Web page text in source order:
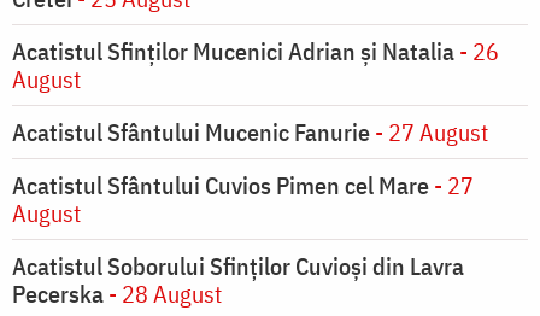
Acatistul Sfinților Mucenici Adrian și Natalia- 26
August
Acatistul Sfântului Mucenic Fanurie- 27 August
Acatistul Sfântului Cuvios Pimen cel Mare- 27
August
Acatistul Soborului Sfinților Cuvioși din Lavra
Pecerska- 28 August